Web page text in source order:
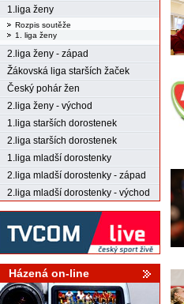
1.liga ženy
Rozpis soutěže
1. liga ženy
2.liga ženy - západ
Žákovská liga starších žaček
Český pohár žen
2.liga ženy - východ
1.liga starších dorostenek
2.liga starších dorostenek
1.liga mladší dorostenky
2.liga mladší dorostenky - západ
2.liga mladší dorostenky - východ
Házená on-line